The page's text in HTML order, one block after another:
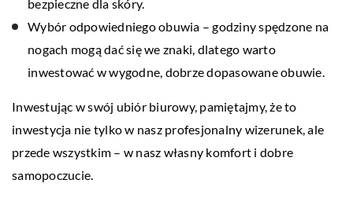
bezpieczne dla skóry.
Wybór odpowiedniego obuwia – godziny spędzone na
nogach mogą dać się we znaki, dlatego warto
inwestować w wygodne, dobrze dopasowane obuwie.
Inwestując w swój ubiór biurowy, pamiętajmy, że to
inwestycja nie tylko w nasz profesjonalny wizerunek, ale
przede wszystkim – w nasz własny komfort i dobre
samopoczucie.